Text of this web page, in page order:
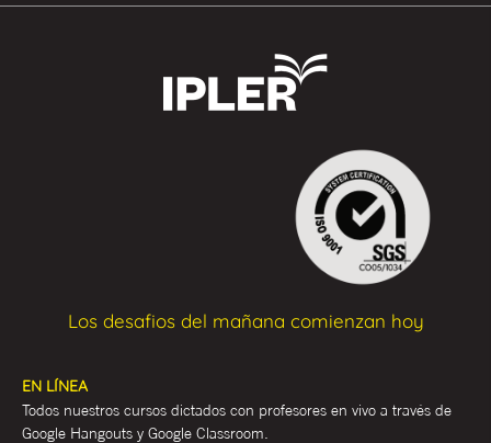
Los desafios del mañana comienzan hoy
EN LÍNEA
Todos nuestros cursos dictados con profesores en vivo a través de
Google Hangouts y Google Classroom.